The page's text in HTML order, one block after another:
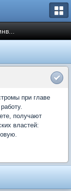
при главе
получают
властей: